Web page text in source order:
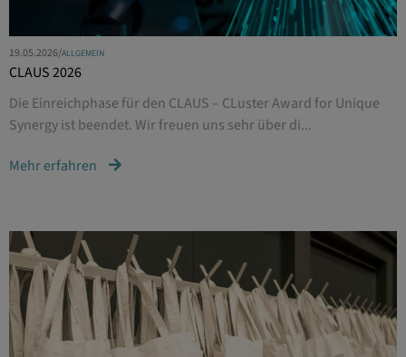
19.05.2026/ALLGEMEIN
CLAUS 2026
Die Einreichphase für den CLAUS – CLuster Award for Unique
Synergy ist beendet. Wir freuen uns sehr über di...
Mehr erfahren